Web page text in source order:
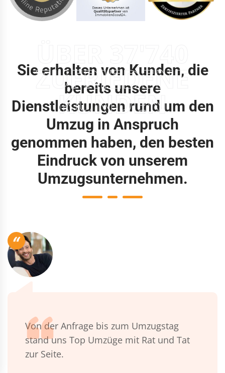
ZUFRIEDENE
KUNDEN
Sie erhalten von Kunden, die
bereits unsere
Dienstleistungen rund um den
Umzug in Anspruch
genommen haben, den besten
Eindruck von unserem
Umzugsunternehmen.
“
Von der Anfrage bis zum Umzugstag
stand uns Top Umzüge mit Rat und Tat
zur Seite.